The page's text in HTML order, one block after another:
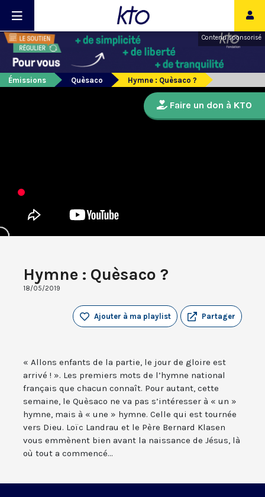
Contenu sponsorisé
Émissions Quèsaco Hymne : Quèsaco ?
Hymne : Quèsaco ?
18/05/2019
Partager
Ajouter à ma playlist
« Allons enfants de la partie, le jour de gloire est
arrivé ! ». Les premiers mots de l’hymne national
français que chacun connaît. Pour autant, cette
semaine, le Quèsaco ne va pas s’intéresser à « un »
hymne, mais à « une » hymne. Celle qui est tournée
vers Dieu. Loïc Landrau et le Père Bernard Klasen
vous emmènent bien avant la naissance de Jésus, là
où tout a commencé...
Faire un don à KTO